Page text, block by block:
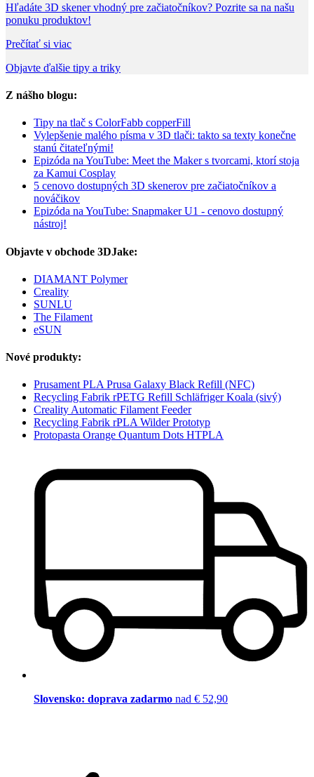
Hľadáte 3D skener vhodný pre začiatočníkov? Pozrite sa na našu
ponuku produktov!
Prečítať si viac
Objavte ďalšie tipy a triky
Z nášho blogu:
Tipy na tlač s ColorFabb copperFill
Vylepšenie malého písma v 3D tlači: takto sa texty konečne
stanú čitateľnými!
Epizóda na YouTube: Meet the Maker s tvorcami, ktorí stoja
za Kamui Cosplay
5 cenovo dostupných 3D skenerov pre začiatočníkov a
nováčikov
Epizóda na YouTube: Snapmaker U1 - cenovo dostupný
nástroj!
Objavte v obchode 3DJake:
DIAMANT Polymer
Creality
SUNLU
The Filament
eSUN
Nové produkty:
Prusament PLA Prusa Galaxy Black Refill (NFC)
Recycling Fabrik rPETG Refill Schläfriger Koala (sivý)
Creality Automatic Filament Feeder
Recycling Fabrik rPLA Wilder Prototyp
Protopasta Orange Quantum Dots HTPLA
Slovensko: doprava zadarmo nad € 52,90